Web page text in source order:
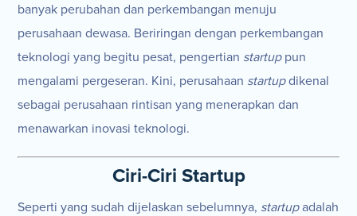
banyak perubahan dan perkembangan menuju
perusahaan dewasa. Beriringan dengan perkembangan
teknologi yang begitu pesat, pengertian startuppun
mengalami pergeseran. Kini, perusahaan startupdikenal
sebagai perusahaan rintisan yang menerapkan dan
menawarkan inovasi teknologi.
Ciri-Ciri Startup
Seperti yang sudah dijelaskan sebelumnya, startupadalah